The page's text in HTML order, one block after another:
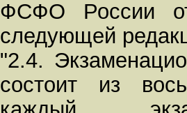
ФСФО России
следующей
"2.4.
состоит из